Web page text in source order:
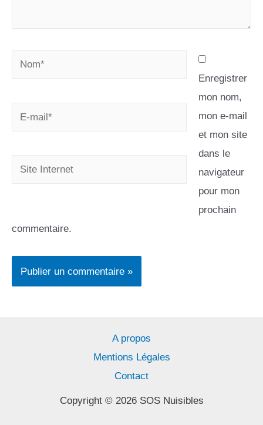
Enregistrer
mon nom,
mon e-mail
et mon site
dans le
navigateur
pour mon
prochain
commentaire.
A propos
Mentions Légales
Contact
Copyright © 2026 SOS Nuisibles